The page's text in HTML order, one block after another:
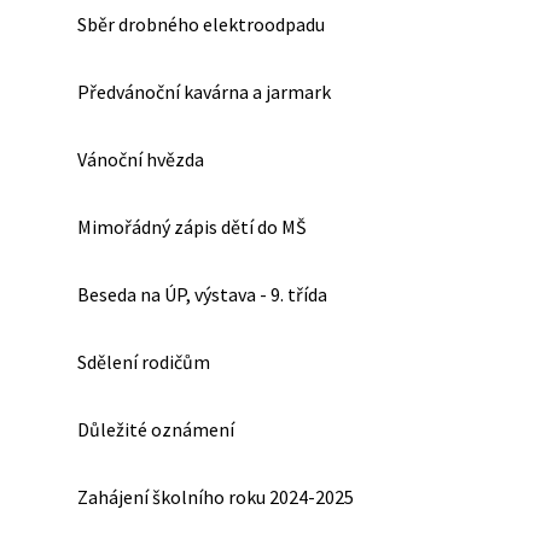
Sběr drobného elektroodpadu
Předvánoční kavárna a jarmark
Vánoční hvězda
Mimořádný zápis dětí do MŠ
Beseda na ÚP, výstava - 9. třída
Sdělení rodičům
Důležité oznámení
Zahájení školního roku 2024-2025